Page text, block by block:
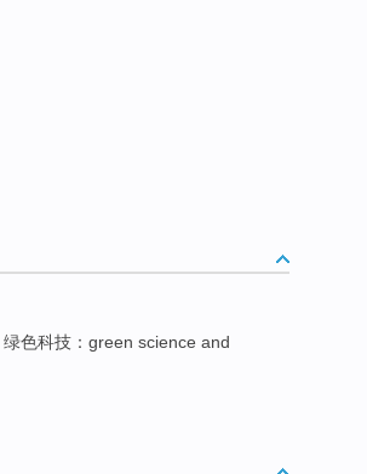
绿色科技：green science and